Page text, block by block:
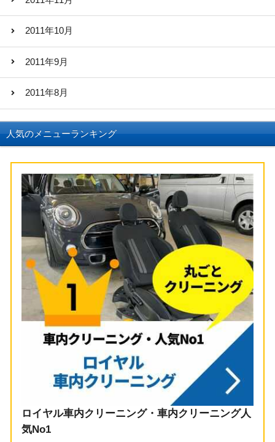
2011年10月
2011年9月
2011年8月
人気のメニューランキング
ロイヤル車内クリーニング・車内クリーニング人
気No1